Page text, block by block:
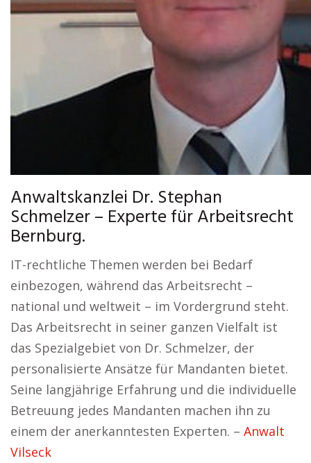
Anwaltskanzlei Dr. Stephan
Schmelzer – Experte für Arbeitsrecht
Bernburg.
IT-rechtliche Themen werden bei Bedarf
einbezogen, während das Arbeitsrecht –
national und weltweit – im Vordergrund steht.
Das Arbeitsrecht in seiner ganzen Vielfalt ist
das Spezialgebiet von Dr. Schmelzer, der
personalisierte Ansätze für Mandanten bietet.
Seine langjährige Erfahrung und die individuelle
Betreuung jedes Mandanten machen ihn zu
einem der anerkanntesten Experten. – Anwalt
Vilseck